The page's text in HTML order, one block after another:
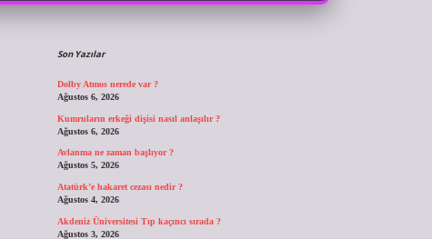
Sidebar
Son Yazılar
Dolby Atmos nerede var ?
Ağustos 6, 2026
Kumruların erkeği dişisi nasıl anlaşılır ?
Ağustos 6, 2026
Avlanma ne zaman başlıyor ?
Ağustos 5, 2026
Atatürk’e hakaret cezası nedir ?
Ağustos 4, 2026
Akdeniz Üniversitesi Tıp kaçıncı sırada ?
Ağustos 3, 2026